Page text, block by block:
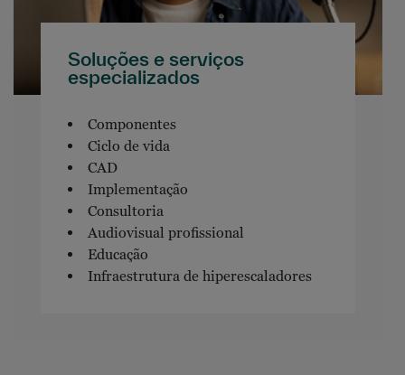
Soluções e serviços
especializados
Componentes
Ciclo de vida
CAD
Implementação
Consultoria
Audiovisual profissional
Educação
Infraestrutura de hiperescaladores